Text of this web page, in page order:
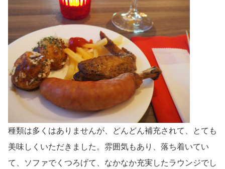
種類は多くはありませんが、どんどん補充されて、とても
美味しくいただきました。雰囲気もあり、落ち着いてい
て、ソファでくつろげて、なかなか充実したラウンジでし